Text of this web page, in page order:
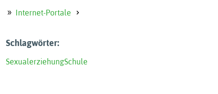
Internet-Portale
Schlagwörter:
SexualerziehungSchule